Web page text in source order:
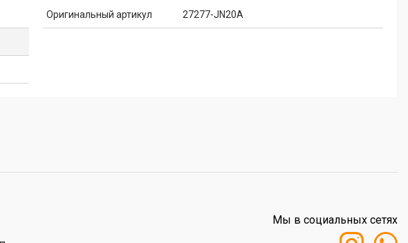
Оригинальный артикул 27277-JN20A
Мы в социальных сетях